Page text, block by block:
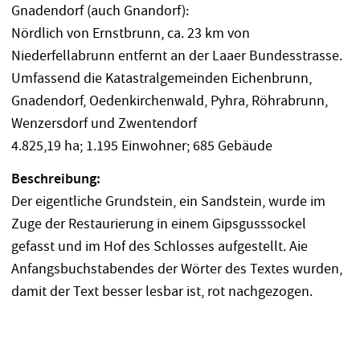
Gnadendorf (auch Gnandorf):
Nördlich von Ernstbrunn, ca. 23 km von
Niederfellabrunn entfernt an der Laaer Bundesstrasse.
Umfassend die Katastralgemeinden Eichenbrunn,
Gnadendorf, Oedenkirchenwald, Pyhra, Röhrabrunn,
Wenzersdorf und Zwentendorf
4.825,19 ha; 1.195 Einwohner; 685 Gebäude
Beschreibung:
Der eigentliche Grundstein, ein Sandstein, wurde im
Zuge der Restaurierung in einem Gipsgusssockel
gefasst und im Hof des Schlosses aufgestellt. Aie
Anfangsbuchstabendes der Wörter des Textes wurden,
damit der Text besser lesbar ist, rot nachgezogen.